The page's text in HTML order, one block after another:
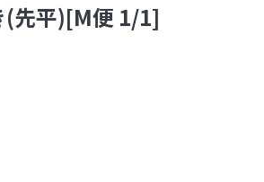
先平)[M便 1/1]